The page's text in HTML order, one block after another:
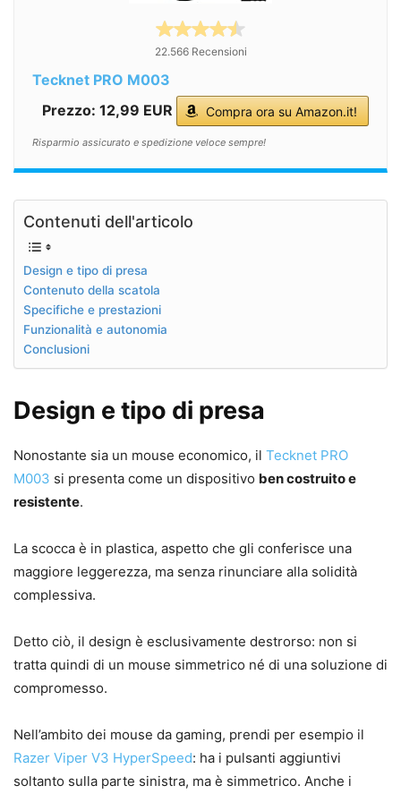
22.566 Recensioni
Tecknet PRO M003
Prezzo: 12,99 EUR
Compra ora su Amazon.it!
Risparmio assicurato e spedizione veloce sempre!
Contenuti dell'articolo
Design e tipo di presa
Contenuto della scatola
Specifiche e prestazioni
Funzionalità e autonomia
Conclusioni
Design e tipo di presa
Nonostante sia un mouse economico, il Tecknet PRO
M003 si presenta come un dispositivo ben costruito e
resistente.
La scocca è in plastica, aspetto che gli conferisce una
maggiore leggerezza, ma senza rinunciare alla solidità
complessiva.
Detto ciò, il design è esclusivamente destrorso: non si
tratta quindi di un mouse simmetrico né di una soluzione di
compromesso.
Nell’ambito dei mouse da gaming, prendi per esempio il
Razer Viper V3 HyperSpeed: ha i pulsanti aggiuntivi
soltanto sulla parte sinistra, ma è simmetrico. Anche i